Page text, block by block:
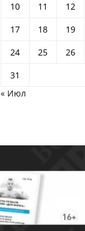
10
11 12
17
18 19
24
25 26
31
« Июл